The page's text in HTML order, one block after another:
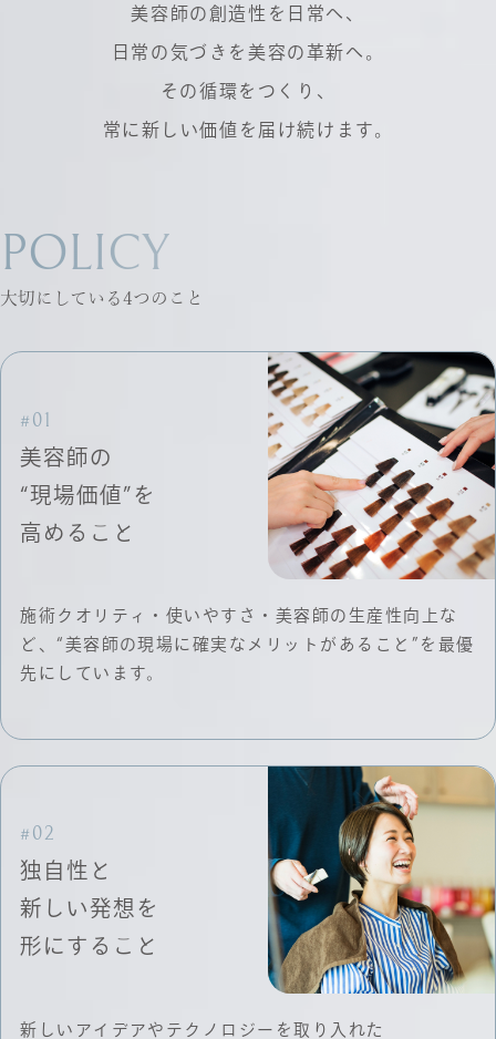
美容師の創造性を日常へ、
日常の気づきを美容の革新へ。
その循環をつくり、
常に新しい価値を届け続けます。
POLICY
大切にしている4つのこと
#01
美容師の
“現場価値”を
高めること
施術クオリティ・使いやすさ・美容師の生産性向上な
ど、“美容師の現場に確実なメリットがあること”を最優
先にしています。
#02
独自性と
新しい発想を
形にすること
新しいアイデアやテクノロジーを取り入れた